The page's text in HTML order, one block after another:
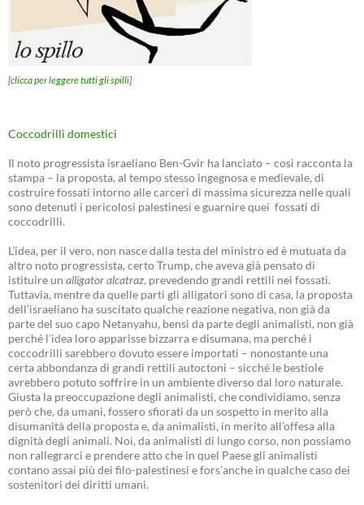
[clicca per leggere tutti gli spilli]
Coccodrilli domestici
Il noto progressista israeliano Ben-Gvir ha lanciato – così racconta la
stampa – la proposta, al tempo stesso ingegnosa e medievale, di
costruire fossati intorno alle carceri di massima sicurezza nelle quali
sono detenuti i pericolosi palestinesi e guarnire quei fossati di
coccodrilli.
L’idea, per il vero, non nasce dalla testa del ministro ed è mutuata da
altro noto progressista, certo Trump, che aveva già pensato di
istituire un alligator alcatraz, prevedendo grandi rettili nei fossati.
Tuttavia, mentre da quelle parti gli alligatori sono di casa, la proposta
dell’israeliano ha suscitato qualche reazione negativa, non già da
parte del suo capo Netanyahu, bensì da parte degli animalisti, non già
perché l’idea loro apparisse bizzarra e disumana, ma perché i
coccodrilli sarebbero dovuto essere importati – nonostante una
certa abbondanza di grandi rettili autoctoni – sicché le bestiole
avrebbero potuto soffrire in un ambiente diverso dal loro naturale.
Giusta la preoccupazione degli animalisti, che condividiamo, senza
però che, da umani, fossero sfiorati da un sospetto in merito alla
disumanità della proposta e, da animalisti, in merito all’offesa alla
dignità degli animali. Noi, da animalisti di lungo corso, non possiamo
non rallegrarci e prendere atto che in quel Paese gli animalisti
contano assai più dei filo-palestinesi e fors’anche in qualche caso dei
sostenitori dei diritti umani.